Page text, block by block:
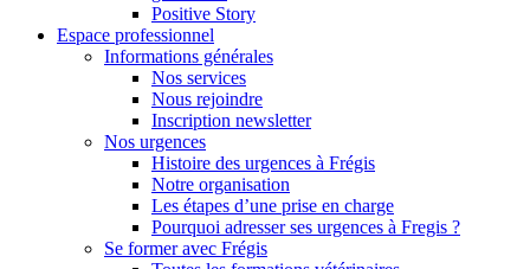
Positive Story
Espace professionnel
Informations générales
Nos services
Nous rejoindre
Inscription newsletter
Nos urgences
Histoire des urgences à Frégis
Notre organisation
Les étapes d’une prise en charge
Pourquoi adresser ses urgences à Fregis ?
Se former avec Frégis